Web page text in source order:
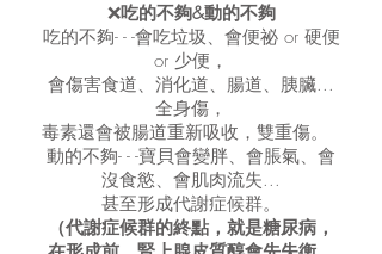
❌吃的不夠&動的不夠
吃的不夠- - -會吃垃圾、會便祕 or 硬便
or 少便，
會傷害食道、消化道、腸道、胰臟...
全身傷，
毒素還會被腸道重新吸收，雙重傷。
動的不夠- - -寶貝會變胖、會脹氣、會
沒食慾、會肌肉流失...
甚至形成代謝症候群。
（代謝症候群的終點，就是糖尿病，